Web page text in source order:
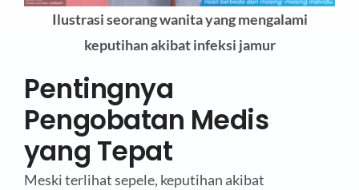
Ilustrasi seorang wanita yang mengalami
keputihan akibat infeksi jamur
Pentingnya
Pengobatan Medis
yang Tepat
Meski terlihat sepele, keputihan akibat